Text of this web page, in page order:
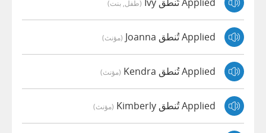
(طفل, بنت)
Applied تُنطق Joanna (مؤنث)
Applied تُنطق Kendra (مؤنث)
Applied تُنطق Kimberly (مؤنث)